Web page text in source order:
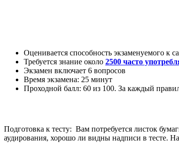
Оценивается способность экзаменуемого к
Требуется знание около 2500 часто
Экзамен включает 6 вопросов
Время экзамена: 25 минут
Проходной балл: 60 из 100. За каждый
Подготовка к тесту: Вам потребуется листок
аудирования, хорошо ли видны надписи в тесте.